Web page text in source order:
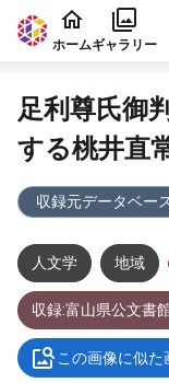
本文に飛ぶ
ホームギャラリー
足利尊氏御
する桃井直
収録元データベー
人文学 地域
収録:富山県公文書
この画像に似た